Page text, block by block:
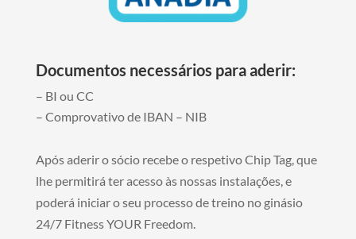
Documentos necessários para aderir:
– BI ou CC
– Comprovativo de IBAN – NIB
Após aderir o sócio recebe o respetivo Chip Tag, que
lhe permitirá ter acesso às nossas instalações, e
poderá iniciar o seu processo de treino no ginásio
24/7 Fitness YOUR Freedom.